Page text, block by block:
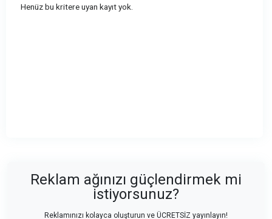
Henüz bu kritere uyan kayıt yok.
Reklam ağınızı güçlendirmek mi
istiyorsunuz?
Reklamınızı kolayca oluşturun ve ÜCRETSİZ yayınlayın!